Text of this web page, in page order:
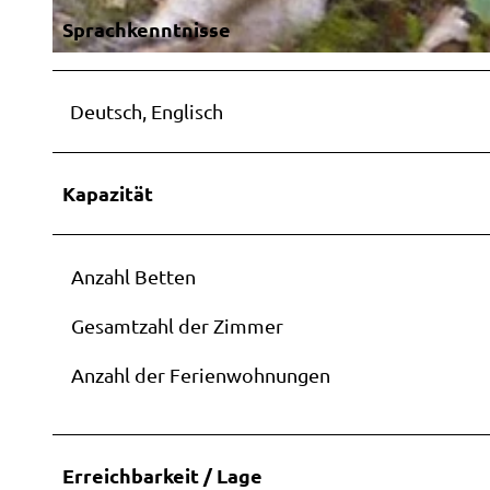
Sitzen
Sprachkenntnisse
Deutsch, Englisch
Kapazität
Anzahl Betten
Gesamtzahl der Zimmer
Anzahl der Ferienwohnungen
Erreichbarkeit / Lage